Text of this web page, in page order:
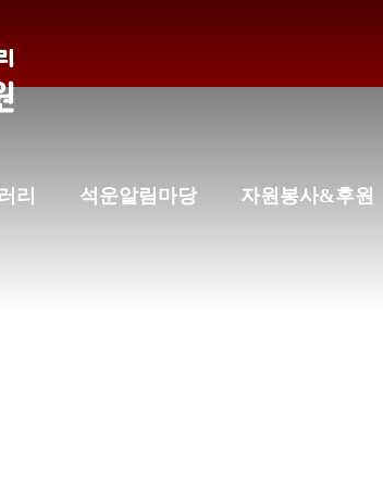
리 석운알림마당 자원봉사&후원
양원